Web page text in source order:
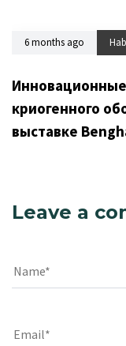
6 months ago
Инновационные
криогенного
выставке
Leave a